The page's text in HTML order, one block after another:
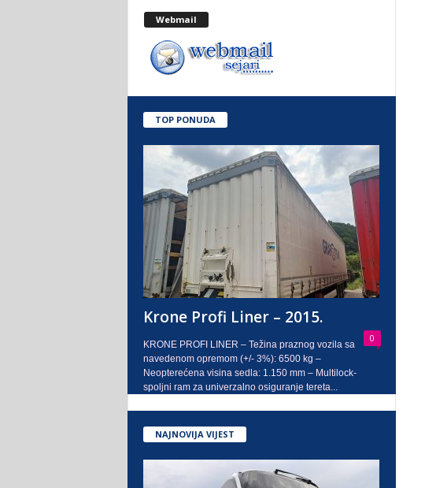
o
.
a
j
o
Webmail
TOP PONUDA
Krone Profi Liner – 2015.
0
KRONE PROFI LINER – Težina praznog vozila sa
navedenom opremom (+/- 3%): 6500 kg –
Neopterećena visina sedla: 1.150 mm – Multilock-
spoljni ram za univerzalno osiguranje tereta...
NAJNOVIJA VIJEST